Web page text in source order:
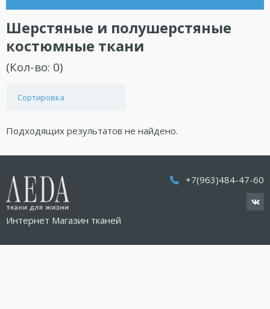
Шерстяные и полушерстяные
костюмные ткани
(Кол-во: 0)
Сортировка
Подходящих результатов не найдено.
+7(963)484-47-60
Интернет Магазин тканей